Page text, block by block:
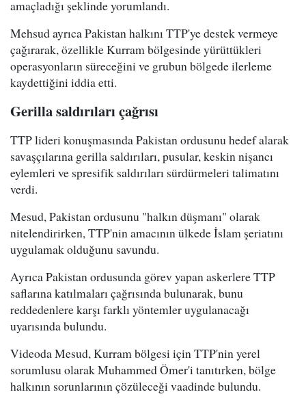
amaçladığı şeklinde yorumlandı.
Mehsud ayrıca Pakistan halkını TTP'ye destek vermeye
çağırarak, özellikle Kurram bölgesinde yürüttükleri
operasyonların süreceğini ve grubun bölgede ilerleme
kaydettiğini iddia etti.
Gerilla saldırıları çağrısı
TTP lideri konuşmasında Pakistan ordusunu hedef alarak
savaşçılarına gerilla saldırıları, pusular, keskin nişancı
eylemleri ve spresifik saldırıları sürdürmeleri talimatını
verdi.
Mesud, Pakistan ordusunu "halkın düşmanı" olarak
nitelendirirken, TTP'nin amacının ülkede İslam şeriatını
uygulamak olduğunu savundu.
Ayrıca Pakistan ordusunda görev yapan askerlere TTP
saflarına katılmaları çağrısında bulunarak, bunu
reddedenlere karşı farklı yöntemler uygulanacağı
uyarısında bulundu.
Videoda Mesud, Kurram bölgesi için TTP'nin yerel
sorumlusu olarak Muhammed Ömer'i tanıtırken, bölge
halkının sorunlarının çözüleceği vaadinde bulundu.